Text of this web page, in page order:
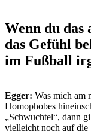
Wenn du das
das Gefühl
im Fußball
Egger: Was mich am
Homophobes
„Schwuchtel“, dann
vielleicht noch auf die